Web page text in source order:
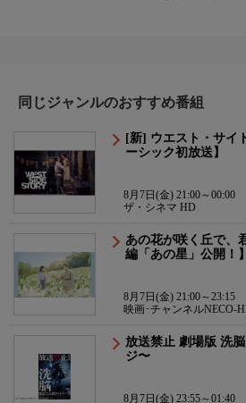
同じジャンルのおすすめ番組
[新] ウエスト・サイ
ーシック初放送】
8月7日(金) 21:00～00:00
ザ・シネマ HD
あの花が咲く丘で、
編「あの星」公開！】
8月7日(金) 21:00～23:15
映画･チャンネルNECO-
放送禁止 劇場版 洗
ジ〜
8月7日(金) 23:55～01:40